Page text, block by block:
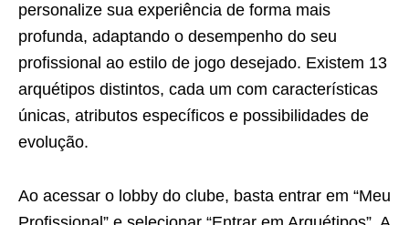
personalize sua experiência de forma mais
profunda, adaptando o desempenho do seu
profissional ao estilo de jogo desejado. Existem 13
arquétipos distintos, cada um com características
únicas, atributos específicos e possibilidades de
evolução.
Ao acessar o lobby do clube, basta entrar em “Meu